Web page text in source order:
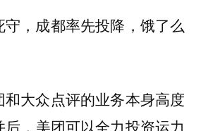
，成都率先投降，饿了么
和大众点评的业务本身高度
后，美团可以全力投资运力